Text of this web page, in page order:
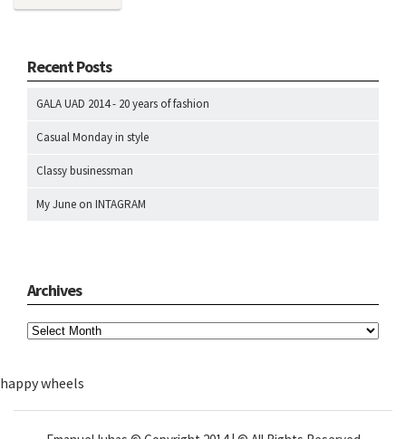
Recent Posts
GALA UAD 2014 - 20 years of fashion
Casual Monday in style
Classy businessman
My June on INTAGRAM
Archives
happy wheels